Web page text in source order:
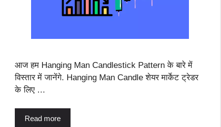
आज हम Hanging Man Candlestick Pattern के बारे में
विस्तार में जानेंगे. Hanging Man Candle शेयर मार्केट ट्रेडर
के लिए …
Read more